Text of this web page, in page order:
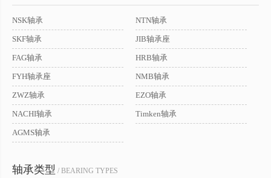
NSK轴承 NTN轴承
SKF轴承 JIB轴承座
FAG轴承 HRB轴承
FYH轴承座 NMB轴承
ZWZ轴承 EZO轴承
NACHI轴承 Timken轴承
AGMS轴承
轴承类型 / BEARING TYPES